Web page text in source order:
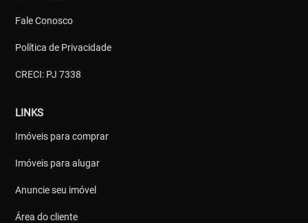
Fale Conosco
Política de Privacidade
CRECI: PJ 7338
LINKS
Imóveis para comprar
Imóveis para alugar
Anuncie seu imóvel
Área do cliente